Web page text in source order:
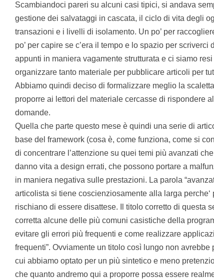
Scambiandoci pareri su alcuni casi tipici, si andava
gestione dei salvataggi in cascata, il ciclo di vita degli
transazioni e i livelli di isolamento. Un po’ per
po’ per capire se c’era il tempo e lo spazio per
appunti in maniera vagamente strutturata e ci siamo
organizzare tanto materiale per pubblicare articoli per
Abbiamo quindi deciso di formalizzare meglio la
proporre ai lettori del materiale cercasse di rispondere
domande.
Quella che parte questo mese è quindi una serie di
base del framework (cosa è, come funziona, come si
di concentrare l’attenzione su quei temi più avanzati
danno vita a design errati, che possono portare a
in maniera negativa sulle prestazioni. La parola
articolista si tiene coscienziosamente alla larga
rischiano di essere disattese. Il titolo corretto di questa
corretta alcune delle più comuni casistiche della
evitare gli errori più frequenti e come realizzare
frequenti”. Ovviamente un titolo così lungo non
cui abbiamo optato per un più sintetico e meno
che quanto andremo qui a proporre possa essere